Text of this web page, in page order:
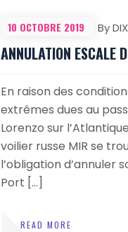
10 OCTOBRE 2019 By
ANNULATION ESCALE
En raison des
extrêmes dues au
Lorenzo sur
voilier russe MIR se
l’obligation d’annuler
Port […]
READ MORE